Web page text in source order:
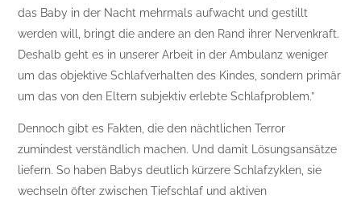
das Baby in der Nacht mehrmals aufwacht und gestillt
werden will, bringt die andere an den Rand ihrer Nervenkraft.
Deshalb geht es in unserer Arbeit in der Ambulanz weniger
um das objektive Schlafverhalten des Kindes, sondern primär
um das von den Eltern subjektiv erlebte Schlafproblem.”
Dennoch gibt es Fakten, die den nächtlichen Terror
zumindest verständlich machen. Und damit Lösungsansätze
liefern. So haben Babys deutlich kürzere Schlafzyklen, sie
wechseln öfter zwischen Tiefschlaf und aktiven